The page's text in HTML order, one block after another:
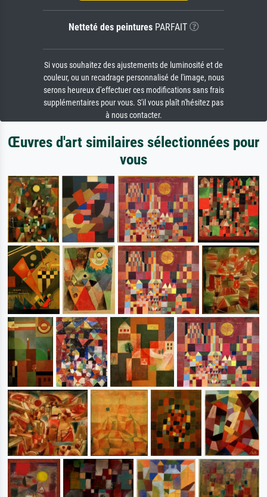
Netteté des peinturesPARFAIT
Si vous souhaitez des ajustements de luminosité et de
couleur, ou un recadrage personnalisé de l'image, nous
serons heureux d'effectuer ces modifications sans frais
supplémentaires pour vous. S'il vous plaît n'hésitez pas
à nous contacter.
Œuvres d'art similaires sélectionnées pour
vous